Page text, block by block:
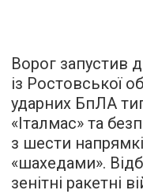
Ворог запустив
із Ростовської
ударних БпЛА
«Італмас» та
з шести
«шахедами».
зенітні ракетні